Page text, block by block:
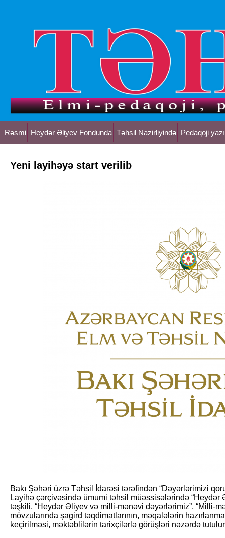
Rəsmi Heydər Əliyev Fondunda Təhsil Nazirliyində Pedaqoji
Yeni layihəyə start verilib
Bakı Şəhəri üzrə Təhsil İdarəsi tərəfindən “Dəyərlərimizi
Layihə çərçivəsində ümumi təhsil müəssisələrində
təşkili, “Heydər Əliyev və milli-mənəvi dəyərlərimiz”, “Milli-
mövzularında şagird təqdimatlarının, məqalələrin
keçirilməsi, məktəblilərin tarixçilərlə görüşləri nəzərdə